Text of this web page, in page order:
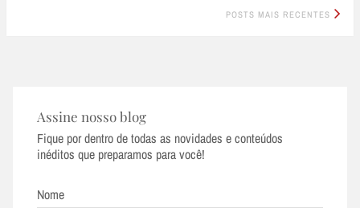
POSTS MAIS RECENTES
Assine nosso blog
Fique por dentro de todas as novidades e conteúdos
inéditos que preparamos para você!
Nome